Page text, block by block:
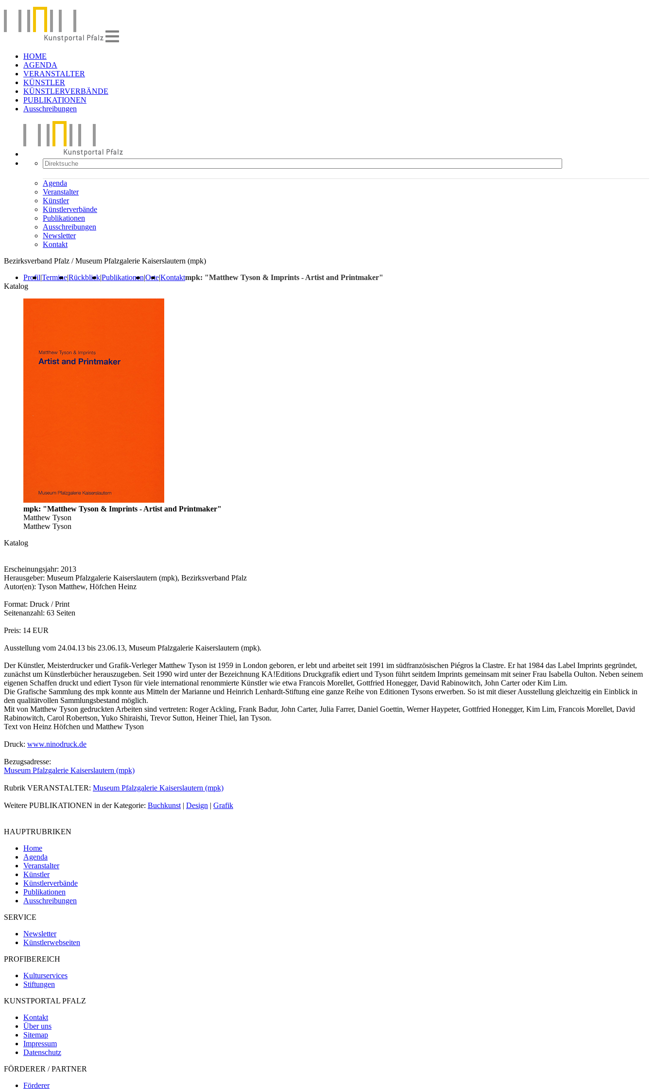
HOME
AGENDA
VERANSTALTER
KÜNSTLER
KÜNSTLERVERBÄNDE
PUBLIKATIONEN
Ausschreibungen
Agenda
Veranstalter
Künstler
Künstlerverbände
Publikationen
Ausschreibungen
Newsletter
Kontakt
Bezirksverband Pfalz / Museum Pfalzgalerie Kaiserslautern (mpk)
Profil|Termine|Rückblick|Publikationen|Orte|Kontaktmpk: "Matthew Tyson & Imprints - Artist and Printmaker"
Katalog
mpk: "Matthew Tyson & Imprints - Artist and Printmaker"
Matthew Tyson
Matthew Tyson
Katalog
Erscheinungsjahr: 2013
Herausgeber: Museum Pfalzgalerie Kaiserslautern (mpk), Bezirksverband Pfalz
Autor(en): Tyson Matthew, Höfchen Heinz
Format: Druck / Print
Seitenanzahl: 63 Seiten
Preis: 14 EUR
Ausstellung vom 24.04.13 bis 23.06.13, Museum Pfalzgalerie Kaiserslautern (mpk).
Der Künstler, Meisterdrucker und Grafik-Verleger Matthew Tyson ist 1959 in London geboren, er lebt und arbeitet seit 1991 im südfranzösischen Piégros la Clastre. Er hat 1984 das Label Imprints gegründet,
zunächst um Künstlerbücher herauszugeben. Seit 1990 wird unter der Bezeichnung KA!Editions Druckgrafik ediert und Tyson führt seitdem Imprints gemeinsam mit seiner Frau Isabella Oulton. Neben seinem
eigenen Schaffen druckt und ediert Tyson für viele international renommierte Künstler wie etwa Francois Morellet, Gottfried Honegger, David Rabinowitch, John Carter oder Kim Lim.
Die Grafische Sammlung des mpk konnte aus Mitteln der Marianne und Heinrich Lenhardt-Stiftung eine ganze Reihe von Editionen Tysons erwerben. So ist mit dieser Ausstellung gleichzeitig ein Einblick in
den qualitätvollen Sammlungsbestand möglich.
Mit von Matthew Tyson gedruckten Arbeiten sind vertreten: Roger Ackling, Frank Badur, John Carter, Julia Farrer, Daniel Goettin, Werner Haypeter, Gottfried Honegger, Kim Lim, Francois Morellet, David
Rabinowitch, Carol Robertson, Yuko Shiraishi, Trevor Sutton, Heiner Thiel, Ian Tyson.
Text von Heinz Höfchen und Matthew Tyson
Druck: www.ninodruck.de
Bezugsadresse:
Museum Pfalzgalerie Kaiserslautern (mpk)
Rubrik VERANSTALTER: Museum Pfalzgalerie Kaiserslautern (mpk)
Weitere PUBLIKATIONEN in der Kategorie: Buchkunst | Design | Grafik
HAUPTRUBRIKEN
Home
Agenda
Veranstalter
Künstler
Künstlerverbände
Publikationen
Ausschreibungen
SERVICE
Newsletter
Künstlerwebseiten
PROFIBEREICH
Kulturservices
Stiftungen
KUNSTPORTAL PFALZ
Kontakt
Über uns
Sitemap
Impressum
Datenschutz
FÖRDERER / PARTNER
Förderer